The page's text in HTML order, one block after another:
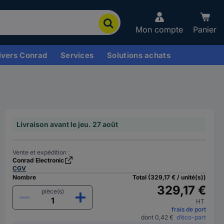
Mon compte Panier
Conrad Services Solutions achats
Livraison avant le jeu. 27 août
Vente et expédition :
Conrad Electronic
CGV
Nombre
pièce(s)
Total (329,17 € / unité(s))
329,17 €
HT
frais de port
dont 0,42 € d’éco-part